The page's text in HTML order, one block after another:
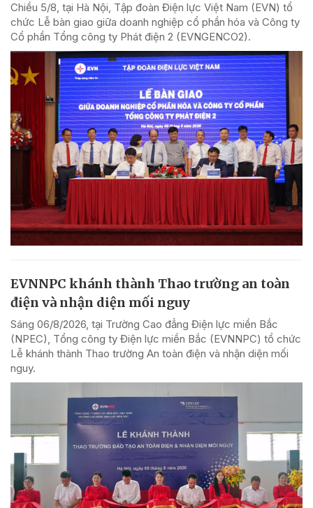
Chiều 5/8, tại Hà Nội, Tập đoàn Điện lực Việt Nam (EVN) tổ
chức Lễ bàn giao giữa doanh nghiệp cổ phần hóa và Công ty
Cổ phần Tổng công ty Phát điện 2 (EVNGENCO2).
EVNNPC khánh thành Thao trường an toàn
điện và nhận diện mối nguy
Sáng 06/8/2026, tại Trường Cao đẳng Điện lực miền Bắc
(NPEC), Tổng công ty Điện lực miền Bắc (EVNNPC) tổ chức
Lễ khánh thành Thao trường An toàn điện và nhận diện mối
nguy.